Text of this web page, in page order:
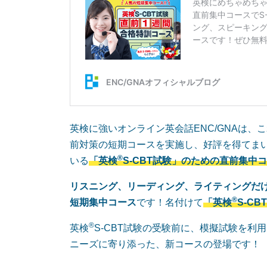
英検に強いオンライン英会話ENC/GNAは、
前対策の短期コースを実施し、好評を得てま
いる「英検®S-CBT試験」のための直前集中
リスニング、リーディング、ライティング
短期集中コースです！名付けて「英検®S-
英検®S-CBT試験の受験前に、模擬試験を利
ニーズに寄り添った、新コースの登場です！